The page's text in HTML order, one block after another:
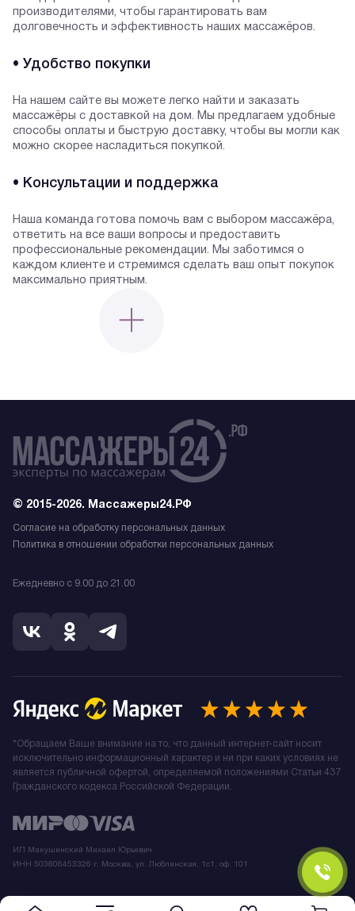
производителями, чтобы гарантировать вам
долговечность и эффективность наших массажёров.
• Удобство покупки
На нашем сайте вы можете легко найти и заказать
массажёры с доставкой на дом. Мы предлагаем удобные
способы оплаты и быструю доставку, чтобы вы могли как
можно скорее насладиться покупкой.
• Консультации и поддержка
Наша команда готова помочь вам с выбором массажёра,
ответить на все ваши вопросы и предоставить
профессиональные рекомендации. Мы заботимся о
каждом клиенте и стремимся сделать ваш опыт покупок
максимально приятным.
© 2015-2026. Массажеры24.РФ
Согласие на обработку персональных данных
Политика в отношении обработки персональных данных
Ежедневно с 9.00 до 21.00
ИП Макушинский Михаил Юрьевич
ИНН 503806453326 г. Москва, ул. Люблинская, 1с1, оф. 101
*Обращаем Ваше внимание на то, что данный интернет-сайт носит
исключительно информационный характер и ни при каких условиях не
является публичной офертой, определяемой положениями Статьи 437
Гражданского кодекса Российской Федерации.